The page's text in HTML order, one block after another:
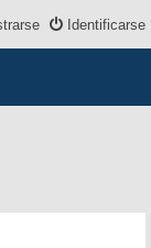
Identificarse